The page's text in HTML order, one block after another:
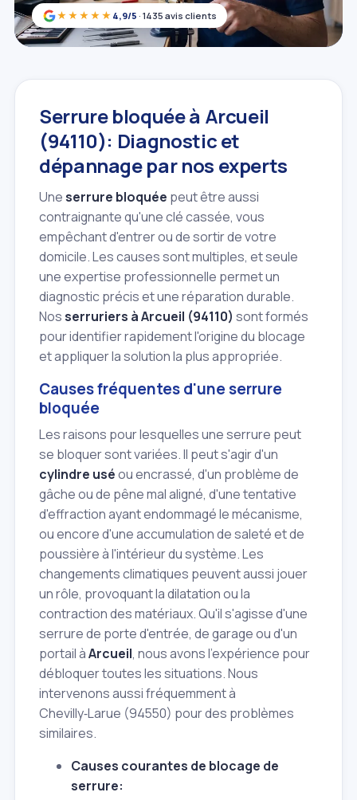
★★★★★ 4,9/5 · 1435 avis clients
Serrure bloquée à Arcueil
(94110): Diagnostic et
dépannage par nos experts
Uneserrure bloquée peut être aussi
contraignante qu'une clé cassée, vous
empêchant d'entrer ou de sortir de votre
domicile. Les causes sont multiples, et seule
une expertise professionnelle permet un
diagnostic précis et une réparation durable.
Nosserruriers à Arcueil (94110) sont formés
pour identifier rapidement l'origine du blocage
et appliquer la solution la plus appropriée.
Causes fréquentes d'une serrure
bloquée
Les raisons pour lesquelles une serrure peut
se bloquer sont variées. Il peut s'agir d'un
cylindre uséou encrassé, d'un problème de
gâche ou de pêne mal aligné, d'une tentative
d'effraction ayant endommagé le mécanisme,
ou encore d'une accumulation de saleté et de
poussière à l'intérieur du système. Les
changements climatiques peuvent aussi jouer
un rôle, provoquant la dilatation ou la
contraction des matériaux. Qu'il s'agisse d'une
serrure de porte d'entrée, de garage ou d'un
portail àArcueil, nous avons l'expérience pour
débloquer toutes les situations. Nous
intervenons aussi fréquemment à
Chevilly‑Larue (94550) pour des problèmes
similaires.
Causes courantes de blocage de
serrure: